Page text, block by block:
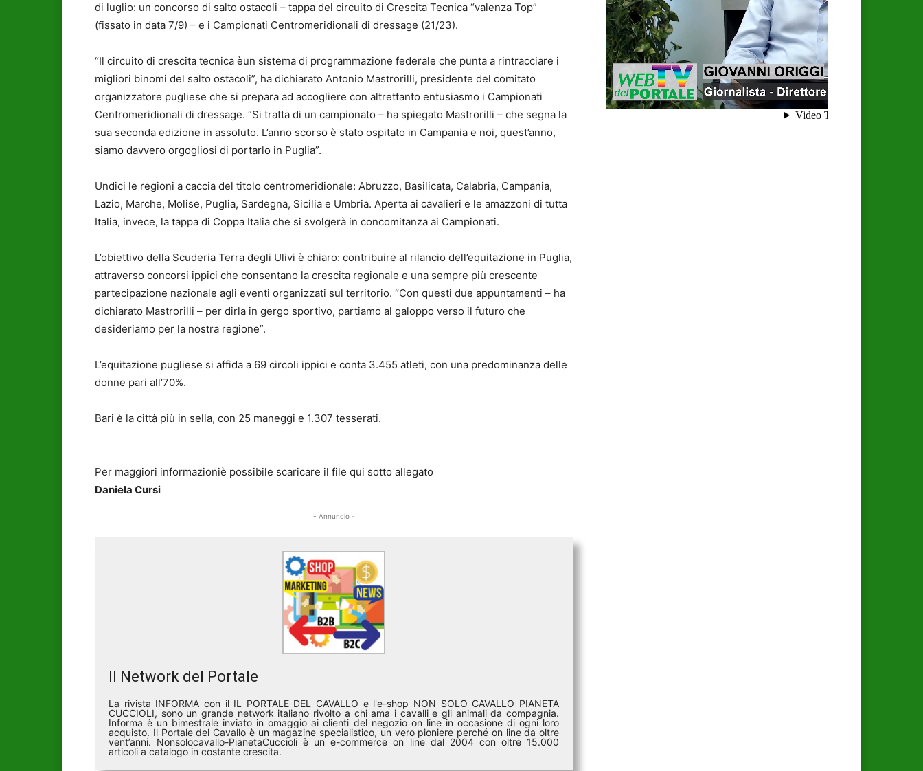
di luglio: un concorso di salto ostacoli – tappa del circuito di Crescita Tecnica “valenza Top”
(fissato in data 7/9) – e i Campionati Centromeridionali di dressage (21/23).
“Il circuito di crescita tecnica èun sistema di programmazione federale che punta a rintracciare i
migliori binomi del salto ostacoli”, ha dichiarato Antonio Mastrorilli, presidente del comitato
organizzatore pugliese che si prepara ad accogliere con altrettanto entusiasmo i Campionati
Centromeridionali di dressage. “Si tratta di un campionato – ha spiegato Mastrorilli – che segna la
sua seconda edizione in assoluto. L’anno scorso è stato ospitato in Campania e noi, quest’anno,
siamo davvero orgogliosi di portarlo in Puglia”.
Undici le regioni a caccia del titolo centromeridionale: Abruzzo, Basilicata, Calabria, Campania,
Lazio, Marche, Molise, Puglia, Sardegna, Sicilia e Umbria. Aperta ai cavalieri e le amazzoni di tutta
Italia, invece, la tappa di Coppa Italia che si svolgerà in concomitanza ai Campionati.
L’obiettivo della Scuderia Terra degli Ulivi è chiaro: contribuire al rilancio dell’equitazione in Puglia,
attraverso concorsi ippici che consentano la crescita regionale e una sempre più crescente
partecipazione nazionale agli eventi organizzati sul territorio. “Con questi due appuntamenti – ha
dichiarato Mastrorilli – per dirla in gergo sportivo, partiamo al galoppo verso il futuro che
desideriamo per la nostra regione”.
L’equitazione pugliese si affida a 69 circoli ippici e conta 3.455 atleti, con una predominanza delle
donne pari all’70%.
Bari è la città più in sella, con 25 maneggi e 1.307 tesserati.
Per maggiori informazioniè possibile scaricare il file qui sotto allegato
Daniela Cursi
- Annuncio -
Il Network del Portale
La rivista INFORMA con il IL PORTALE DEL CAVALLO e l'e-shop NON SOLO CAVALLO PIANETA
CUCCIOLI, sono un grande network italiano rivolto a chi ama i cavalli e gli animali da compagnia.
Informa è un bimestrale inviato in omaggio ai clienti del negozio on line in occasione di ogni loro
acquisto. Il Portale del Cavallo è un magazine specialistico, un vero pioniere perché on line da oltre
vent’anni. Nonsolocavallo-PianetaCuccioli è un e-commerce on line dal 2004 con oltre 15.000
articoli a catalogo in costante crescita.